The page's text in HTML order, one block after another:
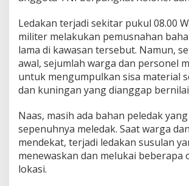
e
r
m
a
s
u
k
P
r
w
Ledakan terjadi sekitar pukul 08.00
militer melakukan pemusnahan
lama di kawasan tersebut. Namun,
awal, sejumlah warga dan personel
untuk mengumpulkan sisa material
dan kuningan yang dianggap
Naas, masih ada bahan peledak
sepenuhnya meledak. Saat warga
mendekat, terjadi ledakan susulan
menewaskan dan melukai beberapa
lokasi.